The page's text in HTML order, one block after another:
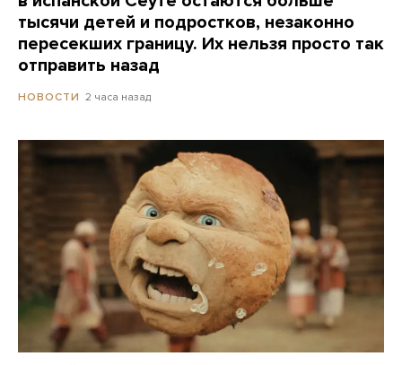
тысячи детей и подростков, незаконно
пересекших границу. Их нельзя просто так
отправить назад
НОВОСТИ 2 часа назад